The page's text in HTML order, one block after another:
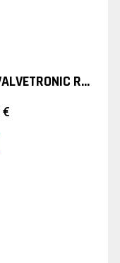
ESCAPE ARMYTRIX SS. INOX. VALVETRONIC RANGE ROVER EVOQUE
€